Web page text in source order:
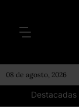
08 de agosto, 2026
Destacadas